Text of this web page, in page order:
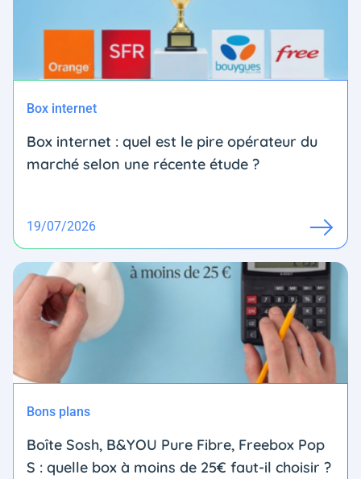
Box internet
Box internet : quel est le pire opérateur du
marché selon une récente étude ?
19/07/2026
Bons plans
Boîte Sosh, B&YOU Pure Fibre, Freebox Pop
S : quelle box à moins de 25€ faut-il choisir ?